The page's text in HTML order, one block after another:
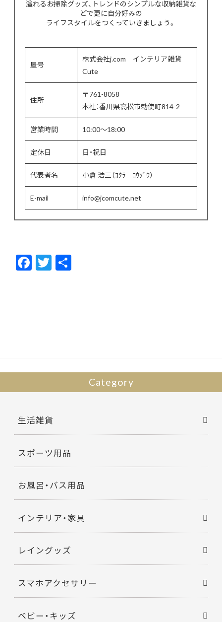
溢れるお掃除グッズ、トレンドのシンプルな収納雑貨な
どで更に自分好みの
ライフスタイルをつくっていきましょう。
屋号
株式会社j.com インテリア雑貨
Cute
住所
〒761-8058
本社：香川県高松市勅使町814-2
営業時間 10:00〜18:00
定休日 日・祝日
代表者名 小倉 浩三（ｺｸﾗ ｺｳｿﾞｳ）
E-mail info@jcomcute.net
F
ac
T
w
Category
生活雑貨
スポーツ用品
お風呂・バス用品
インテリア・家具
レイングッズ
スマホアクセサリー
ベビー・キッズ